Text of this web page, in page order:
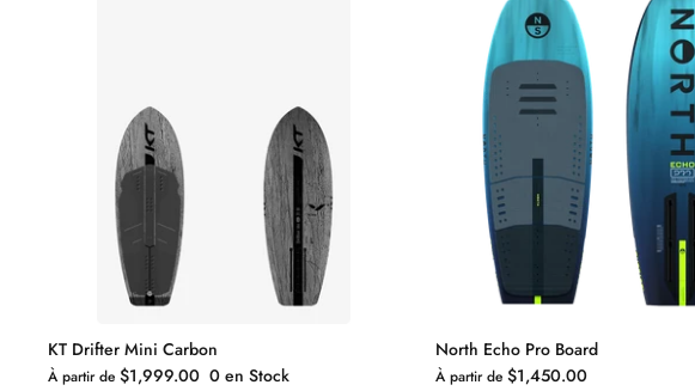
KT Drifter Mini Carbon
À partir de $1,999.00 0 en Stock
North Echo Pro Board
À partir de $1,450.00